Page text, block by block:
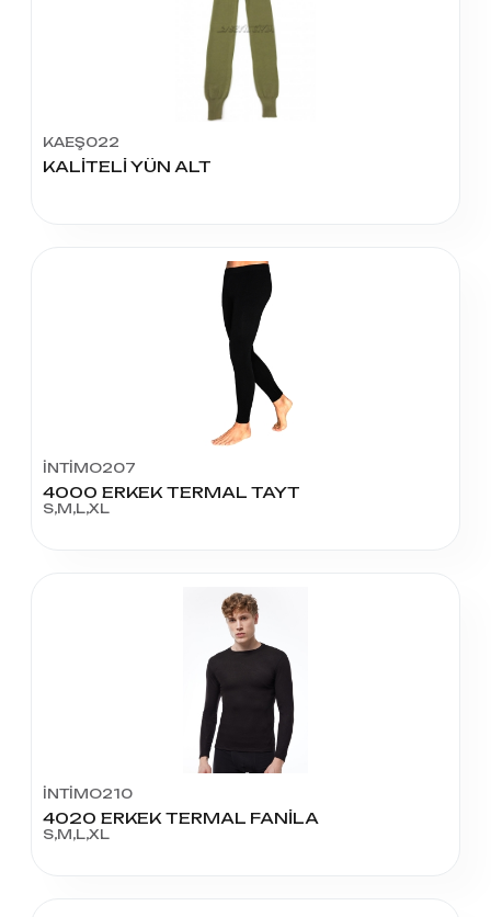
KAEŞ022
KALİTELİ YÜN ALT
İNTİMO207
4000 ERKEK TERMAL TAYT
S,M,L,XL
İNTİMO210
4020 ERKEK TERMAL FANİLA
S,M,L,XL